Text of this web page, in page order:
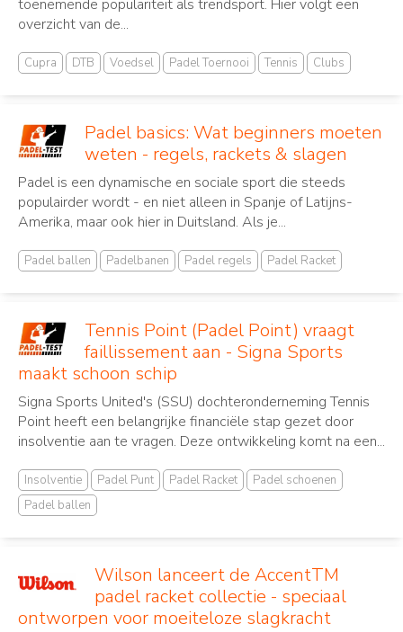
toenemende populariteit als trendsport. Hier volgt een
overzicht van de...
Cupra DTB Voedsel Padel Toernooi Tennis Clubs
Padel basics: Wat beginners moeten
weten - regels, rackets & slagen
Padel is een dynamische en sociale sport die steeds
populairder wordt - en niet alleen in Spanje of Latijns-
Amerika, maar ook hier in Duitsland. Als je...
Padel ballen Padelbanen Padel regels Padel Racket
Tennis Point (Padel Point) vraagt
faillissement aan - Signa Sports
maakt schoon schip
Signa Sports United's (SSU) dochteronderneming Tennis
Point heeft een belangrijke financiële stap gezet door
insolventie aan te vragen. Deze ontwikkeling komt na een...
Insolventie Padel Punt Padel Racket
Padel schoenen
Padel ballen
Wilson lanceert de AccentTM
padel racket collectie - speciaal
ontworpen voor moeiteloze slagkracht